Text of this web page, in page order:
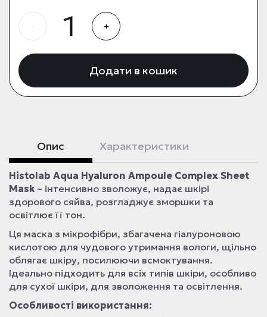
+
Додати в кошик
Опис Характеристики
Histolab Aqua Hyaluron Ampoule Complex Sheet
Mask – інтенсивно зволожує, надає шкірі
здорового сяйва, розгладжує зморшки та
освітлює її тон.
Ця маска з мікрофібри, збагачена гіалуроновою
кислотою для чудового утримання вологи, щільно
облягає шкіру, посилюючи всмоктування.
Ідеально підходить для всіх типів шкіри, особливо
для сухої шкіри, для зволоження та освітлення.
Особливості використання: